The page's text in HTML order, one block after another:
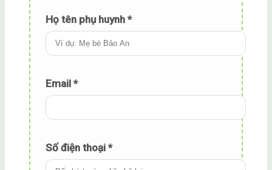
Họ tên phụ huynh *
Email *
Số điện thoại *